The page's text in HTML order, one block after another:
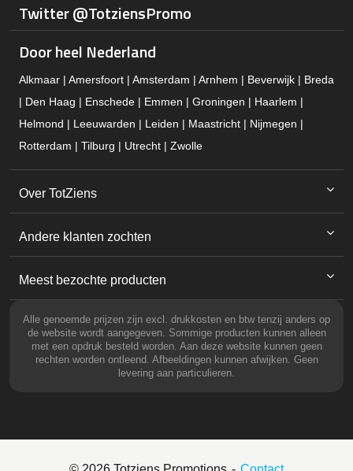
Twitter @TotziensPromo
Door heel Nederland
Alkmaar | Amersfoort | Amsterdam | Arnhem | Beverwijk | Breda
| Den Haag | Enschede | Emmen | Groningen | Haarlem |
Helmond | Leeuwarden | Leiden | Maastricht | Nijmegen |
Rotterdam | Tilburg | Utrecht | Zwolle
Over TotZiens
Andere klanten zochten
Meest bezochte producten
Alle genoemde prijzen zijn excl. drukkosten en btw tenzij anders op
de website wordt aangegeven. Sommige producten kunnen alleen
met een opdruk besteld worden. Aan deze website kunnen geen
rechten worden ontleend. Afbeeldingen kunnen afwijken. Geen
levering aan particulieren.